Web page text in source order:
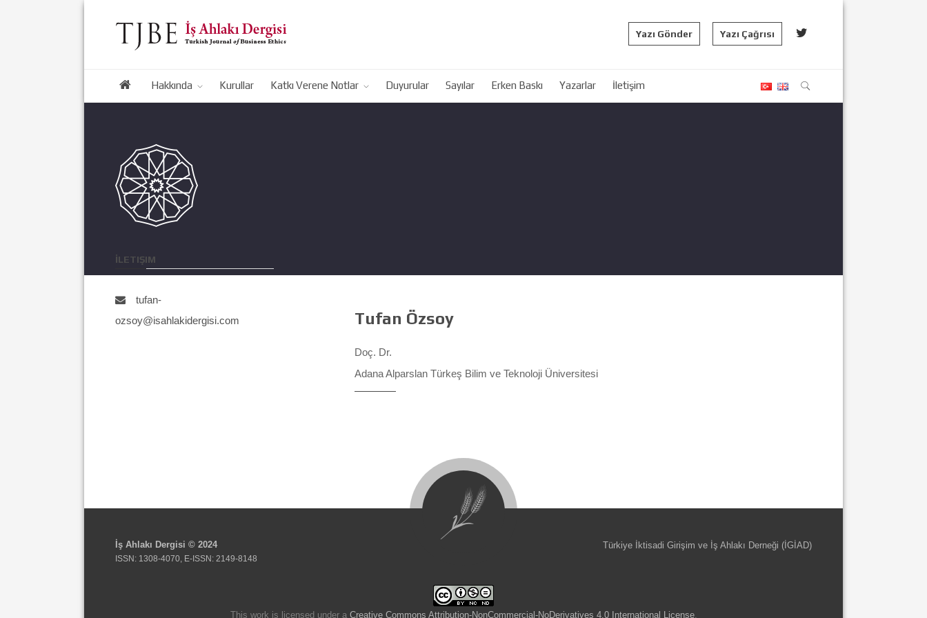
Yazı Gönder Yazı Çağrısı
Hakkında Kurullar Katkı Verene Notlar Duyurular Sayılar Erken Baskı Yazarlar İletişim
İLETIŞIM
tufan-
ozsoy@isahlakidergisi.com
Tufan Özsoy
Doç. Dr.
Adana Alparslan Türkeş Bilim ve Teknoloji Üniversitesi
İş Ahlakı Dergisi © 2024
ISSN: 1308-4070, E-ISSN: 2149-8148
Türkiye İktisadi Girişim ve İş Ahlakı Derneği (İGİAD)
This work is licensed under a Creative Commons Attribution-NonCommercial-NoDerivatives 4.0 International License.